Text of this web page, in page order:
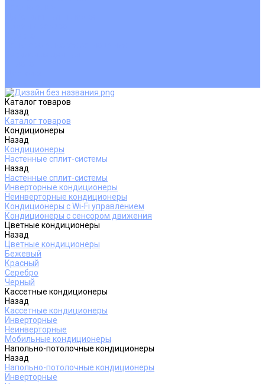
Каталог товаров
Назад
Каталог товаров
Кондиционеры
Назад
Кондиционеры
Настенные сплит-системы
Назад
Настенные сплит-системы
Инверторные кондиционеры
Неинверторные кондиционеры
Кондиционеры с Wi-Fi управлением
Кондиционеры с сенсором движения
Цветные кондиционеры
Назад
Цветные кондиционеры
Бежевый
Красный
Серебро
Черный
Кассетные кондиционеры
Назад
Кассетные кондиционеры
Инверторные
Неинверторные
Мобильные кондиционеры
Напольно-потолочные кондиционеры
Назад
Напольно-потолочные кондиционеры
Инверторные